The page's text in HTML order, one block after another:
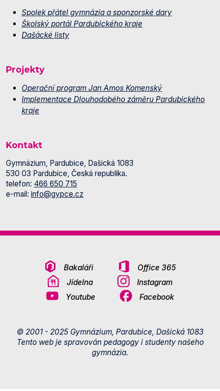
Spolek přátel gymnázia a sponzorské dary
Školský portál Pardubického kraje
Dašácké listy
Projekty
Operační program Jan Amos Komenský
Implementace Dlouhodobého záměru Pardubického
kraje
Kontakt
Gymnázium, Pardubice, Dašická 1083
530 03 Pardubice, Česká republika.
telefon: 466 650 715
e-mail: info@gypce.cz
Bakaláři
Office 365
Jídelna
Instagram
Youtube
Facebook
© 2001 - 2025 Gymnázium, Pardubice, Dašická 1083
Tento web je spravován pedagogy i studenty našeho
gymnázia.